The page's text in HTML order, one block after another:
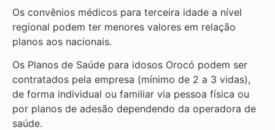
Os convênios médicos para terceira idade a nível
regional podem ter menores valores em relação
planos aos nacionais.
Os Planos de Saúde para idosos Orocó podem ser
contratados pela empresa (mínimo de 2 a 3 vidas),
de forma individual ou familiar via pessoa física ou
por planos de adesão dependendo da operadora de
saúde.